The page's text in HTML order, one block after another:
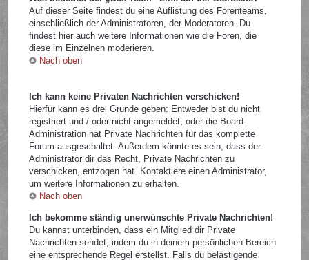
Auf dieser Seite findest du eine Auflistung des Forenteams,
einschließlich der Administratoren, der Moderatoren. Du
findest hier auch weitere Informationen wie die Foren, die
diese im Einzelnen moderieren.
Nach oben
Ich kann keine Privaten Nachrichten verschicken!
Hierfür kann es drei Gründe geben: Entweder bist du nicht
registriert und / oder nicht angemeldet, oder die Board-
Administration hat Private Nachrichten für das komplette
Forum ausgeschaltet. Außerdem könnte es sein, dass der
Administrator dir das Recht, Private Nachrichten zu
verschicken, entzogen hat. Kontaktiere einen Administrator,
um weitere Informationen zu erhalten.
Nach oben
Ich bekomme ständig unerwünschte Private Nachrichten!
Du kannst unterbinden, dass ein Mitglied dir Private
Nachrichten sendet, indem du in deinem persönlichen Bereich
eine entsprechende Regel erstellst. Falls du belästigende